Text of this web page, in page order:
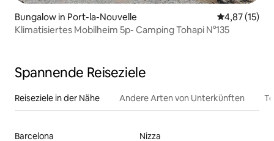
Bungalow in Port-la-Nouvelle
4,87 (15)
Klimatisiertes Mobilheim 5p- Camping Tohapi N°135
Spannende Reiseziele
Reiseziele in der Nähe Andere Arten von Unterkünften
Barcelona
Nizza